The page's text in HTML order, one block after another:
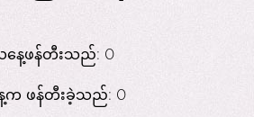
နေ့ဖန်တီးသည်: 0
က ဖန်တီးခဲ့သည်: 0